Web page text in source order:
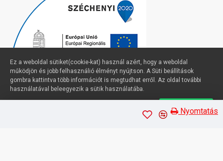
Nyomtatás
Ez a weboldal sütiket(cookie-kat) használ azért, hogy a weboldal
működjön és jobb felhasználió élményt nyújtson. A Süti beállítások
gombra kattintva több információt is megtudhat erről. Az oldal további
használatával beleegyezik a sütik használatába.
Süti beállítások Elfogadom